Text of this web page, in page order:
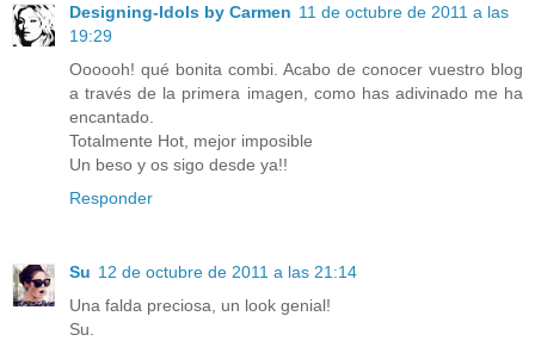
Designing-Idols by Carmen 11 de octubre de 2011 a las
19:29
Oooooh! qué bonita combi. Acabo de conocer vuestro blog
a través de la primera imagen, como has adivinado me ha
encantado.
Totalmente Hot, mejor imposible
Un beso y os sigo desde ya!!
Responder
Su 12 de octubre de 2011 a las 21:14
Una falda preciosa, un look genial!
Su.